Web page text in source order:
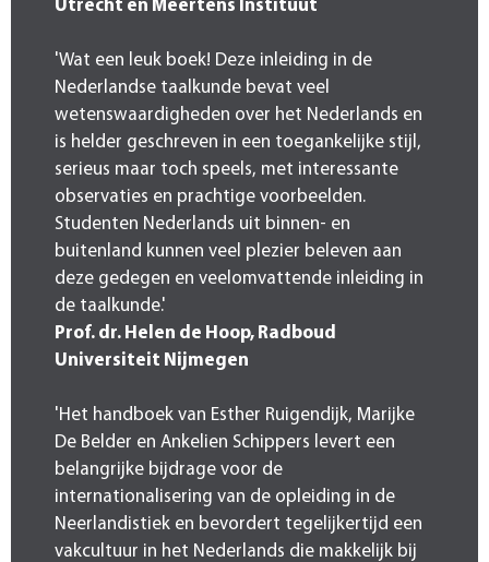
Utrecht en Meertens Instituut
'Wat een leuk boek! Deze inleiding in de
Nederlandse taalkunde bevat veel
wetenswaardigheden over het Nederlands en
is helder geschreven in een toegankelijke stijl,
serieus maar toch speels, met interessante
observaties en prachtige voorbeelden.
Studenten Nederlands uit binnen- en
buitenland kunnen veel plezier beleven aan
deze gedegen en veelomvattende inleiding in
de taalkunde.'
Prof. dr. Helen de Hoop, Radboud
Universiteit Nijmegen
'Het handboek van Esther Ruigendijk, Marijke
De Belder en Ankelien Schippers levert een
belangrijke bijdrage voor de
internationalisering van de opleiding in de
Neerlandistiek en bevordert tegelijkertijd een
vakcultuur in het Nederlands die makkelijk bij